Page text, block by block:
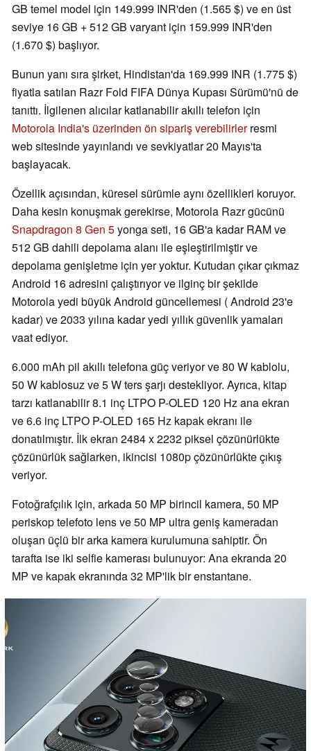
GB temel model için 149.999 INR'den (1.565 $) ve en üst
seviye 16 GB + 512 GB varyant için 159.999 INR'den
(1.670 $) başlıyor.
Bunun yanı sıra şirket, Hindistan'da 169.999 INR (1.775 $)
fiyatla satılan Razr Fold FIFA Dünya Kupası Sürümü'nü de
tanıttı. İlgilenen alıcılar katlanabilir akıllı telefon için
Motorola India's üzerinden ön sipariş verebilirlerresmi
web sitesinde yayınlandı ve sevkiyatlar 20 Mayıs'ta
başlayacak.
Özellik açısından, küresel sürümle aynı özellikleri koruyor.
Daha kesin konuşmak gerekirse, Motorola Razr gücünü
Snapdragon 8 Gen 5yonga seti, 16 GB'a kadar RAM ve
512 GB dahili depolama alanı ile eşleştirilmiştir ve
depolama genişletme için yer yoktur. Kutudan çıkar çıkmaz
Android 16 adresini çalıştırıyor ve ilginç bir şekilde
Motorola yedi büyük Android güncellemesi ( Android 23'e
kadar) ve 2033 yılına kadar yedi yıllık güvenlik yamaları
vaat ediyor.
6.000 mAh pil akıllı telefona güç veriyor ve 80 W kablolu,
50 W kablosuz ve 5 W ters şarjı destekliyor. Ayrıca, kitap
tarzı katlanabilir 8.1 inç LTPO P-OLED 120 Hz ana ekran
ve 6.6 inç LTPO P-OLED 165 Hz kapak ekranı ile
donatılmıştır. İlk ekran 2484 x 2232 piksel çözünürlükte
çözünürlük sağlarken, ikincisi 1080p çözünürlükte çıkış
veriyor.
Fotoğrafçılık için, arkada 50 MP birincil kamera, 50 MP
periskop telefoto lens ve 50 MP ultra geniş kameradan
oluşan üçlü bir arka kamera kurulumuna sahiptir. Ön
tarafta ise iki selfie kamerası bulunuyor: Ana ekranda 20
MP ve kapak ekranında 32 MP'lik bir enstantane.